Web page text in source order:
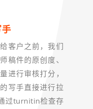
客户之前，我们
稿件的原创度、
进行审核打分，
写手直接进行拉
过turnitin检查存